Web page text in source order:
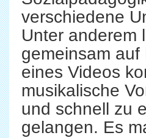
verschiedene
Unter anderem
gemeinsam
eines Videos
musikalische
und schnell zu
gelangen. Es